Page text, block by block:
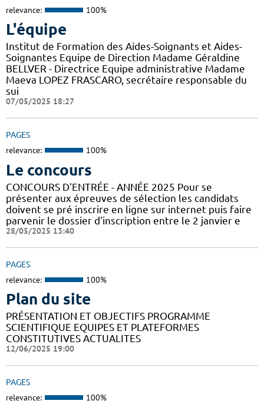
relevance: 100%
L'équipe
Institut de Formation des Aides-Soignants et Aides-
Soignantes Equipe de Direction Madame Géraldine
BELLVER - Directrice Equipe administrative Madame
Maeva LOPEZ FRASCARO, secrétaire responsable du
sui
07/05/2025 18:27
PAGES
relevance: 100%
Le concours
CONCOURS D'ENTRÉE - ANNÉE 2025 Pour se
présenter aux épreuves de sélection les candidats
doivent se pré inscrire en ligne sur internet puis faire
parvenir le dossier d'inscription entre le 2 janvier e
28/05/2025 13:40
PAGES
relevance: 100%
Plan du site
PRÉSENTATION ET OBJECTIFS PROGRAMME
SCIENTIFIQUE EQUIPES ET PLATEFORMES
CONSTITUTIVES ACTUALITES
12/06/2025 19:00
PAGES
relevance: 100%